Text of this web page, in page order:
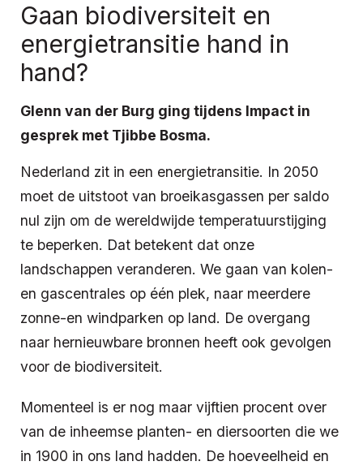
Gaan biodiversiteit en
energietransitie hand in
hand?
Glenn van der Burg ging tijdens Impact in
gesprek met Tjibbe Bosma.
Nederland zit in een energietransitie. In 2050
moet de uitstoot van broeikasgassen per saldo
nul zijn om de wereldwijde temperatuurstijging
te beperken. Dat betekent dat onze
landschappen veranderen. We gaan van kolen-
en gascentrales op één plek, naar meerdere
zonne-en windparken op land. De overgang
naar hernieuwbare bronnen heeft ook gevolgen
voor de biodiversiteit.
Momenteel is er nog maar vijftien procent over
van de inheemse planten- en diersoorten die we
in 1900 in ons land hadden. De hoeveelheid en